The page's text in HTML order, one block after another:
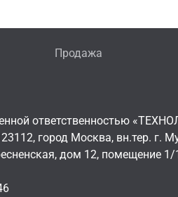
Продажа
ответственностью
город Москва, вн.тер. г.
дом 12, помещение 1/